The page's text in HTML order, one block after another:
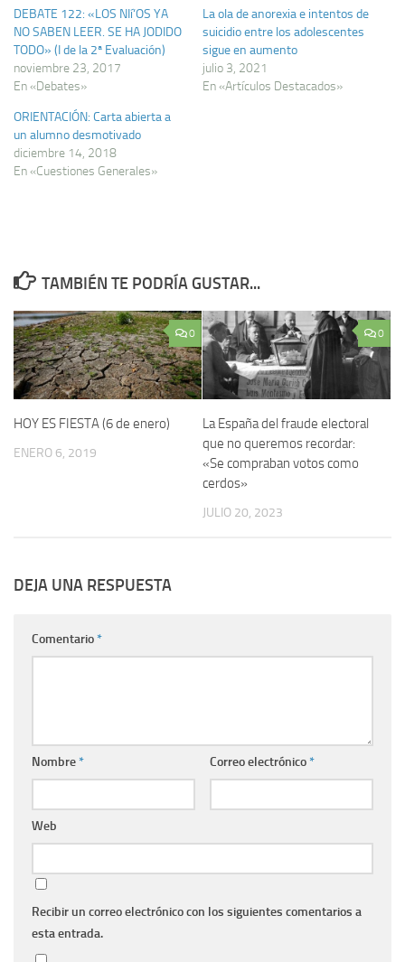
DEBATE 122: «LOS NIí‘OS YA
NO SABEN LEER. SE HA JODIDO
TODO» (I de la 2ª Evaluación)
noviembre 23, 2017
En «Debates»
La ola de anorexia e intentos de
suicidio entre los adolescentes
sigue en aumento
julio 3, 2021
En «Artículos Destacados»
ORIENTACIÓN: Carta abierta a
un alumno desmotivado
diciembre 14, 2018
En «Cuestiones Generales»
TAMBIÉN TE PODRÍA GUSTAR...
0
HOY ES FIESTA (6 de enero)
ENERO 6, 2019
0
La España del fraude electoral
que no queremos recordar:
«Se compraban votos como
cerdos»
JULIO 20, 2023
DEJA UNA RESPUESTA
Comentario*
Nombre* Correo electrónico*
Web
Recibir un correo electrónico con los siguientes comentarios a
esta entrada.